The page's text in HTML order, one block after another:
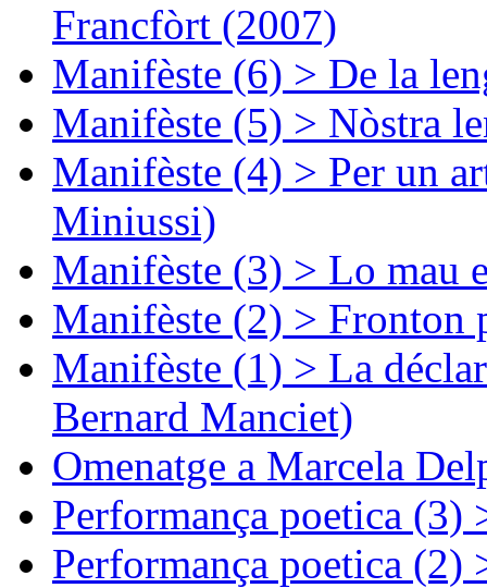
Francfòrt (2007)
Manifèste (6) > De la
Manifèste (5) > Nòstra
Manifèste (4) > Per un
Miniussi)
Manifèste (3) > Lo mau
Manifèste (2) > Fronton
Manifèste (1) > La
Bernard Manciet)
Omenatge a Marcela
Performança poetica (3)
Performança poetica (2)